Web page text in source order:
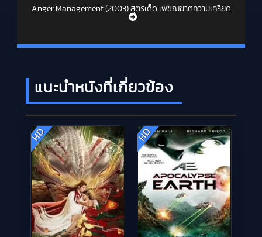
Anger Management (2003) สูตรเด็ด เพชฌฆาตความเครียด
แนะนำหนังที่เกี่ยวข้อง
HD HD